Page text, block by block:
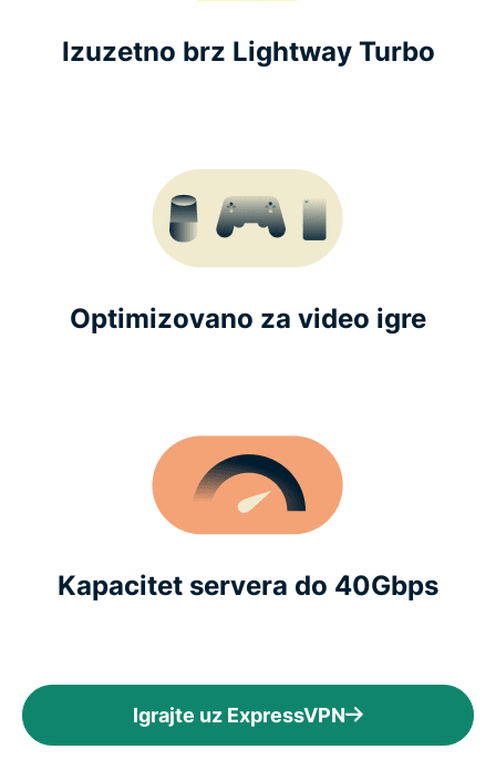
Izuzetno brz Lightway Turbo
Optimizovano za video igre
Kapacitet servera do 40Gbps
Igrajte uz ExpressVPN